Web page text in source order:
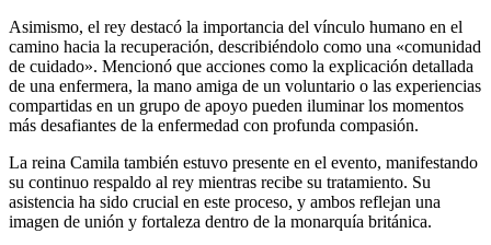
Asimismo, el rey destacó la importancia del vínculo humano en el
camino hacia la recuperación, describiéndolo como una «comunidad
de cuidado». Mencionó que acciones como la explicación detallada
de una enfermera, la mano amiga de un voluntario o las experiencias
compartidas en un grupo de apoyo pueden iluminar los momentos
más desafiantes de la enfermedad con profunda compasión.
La reina Camila también estuvo presente en el evento, manifestando
su continuo respaldo al rey mientras recibe su tratamiento. Su
asistencia ha sido crucial en este proceso, y ambos reflejan una
imagen de unión y fortaleza dentro de la monarquía británica.